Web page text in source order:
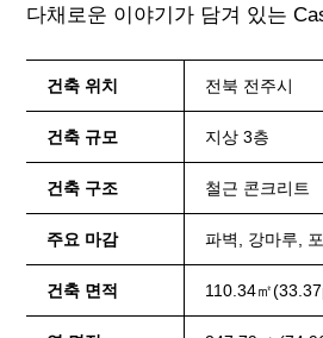
다채로운 이야기가 담겨 있는
건축 위치 전북 전주시
건축 규모 지상 3층
건축 구조 철근 콘크리트
주요 마감 파벽, 강마루,
건축 면적 110.34㎡